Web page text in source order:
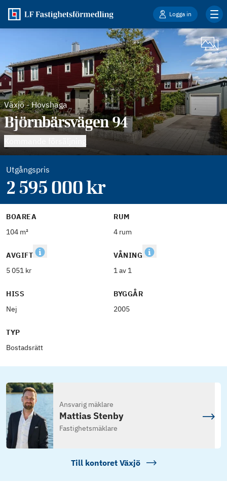
Logga in
Växjö-Hovshaga
Björnbärsvägen 94
Utgångspris
2 595 000kr
BOAREA
104 m²
RUM
4 rum
AVGIFT
5 051 kr
VÅNING
1 av 1
HISS
Nej
BYGGÅR
2005
TYP
Bostadsrätt
Ansvarig mäklare
Mattias Stenby
Fastighetsmäklare
Till kontoret Växjö